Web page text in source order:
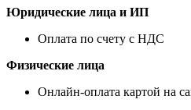
Юридические лица и ИП
Оплата по счету с НДС
Физические лица
Онлайн-оплата картой на